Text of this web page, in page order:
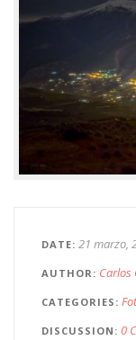
DATE 21 marzo,
AUTHOR Carlos
CATEGORIES
DISCUSSION 0